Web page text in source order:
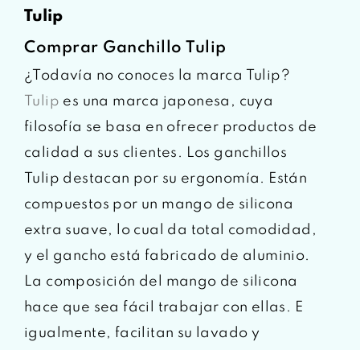
tulip
Comprar Ganchillo Tulip
¿Todavía no conoces la marca Tulip?
Tulip es una marca japonesa, cuya
filosofía se basa en ofrecer productos de
calidad a sus clientes. Los ganchillos
Tulip destacan por su ergonomía. Están
compuestos por un mango de silicona
extra suave, lo cual da total comodidad,
y el gancho está fabricado de aluminio.
La composición del mango de silicona
hace que sea fácil trabajar con ellas. E
igualmente, facilitan su lavado y